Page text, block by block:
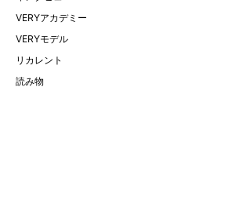
VERYアカデミー
VERYモデル
リカレント
読み物